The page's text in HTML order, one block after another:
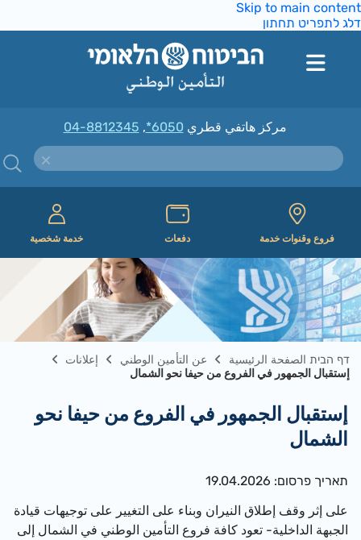
Skip to main
לתפריט תחתון
مركز هاتفي قطري*6050
,
04-8812345
فروع وقنوات خدمة دفعات خدمة شخصية
דף הבית الصفحة الرئيسية عن التأمين الوطني
إعلانات
إستقبال الجمهور في الفروع من حيفا نحو الشمال
إستقبال الجمهور في الفروع من حيفا نحو
الشمال
תאריך פרסום: 19.04.2026
على إثر وقف إطلاق النيران وبناء على التغيير على توجيهات قيادة
الجبهة الداخلية- تعود كافة فروع التأمين الوطني في الشمال إلى